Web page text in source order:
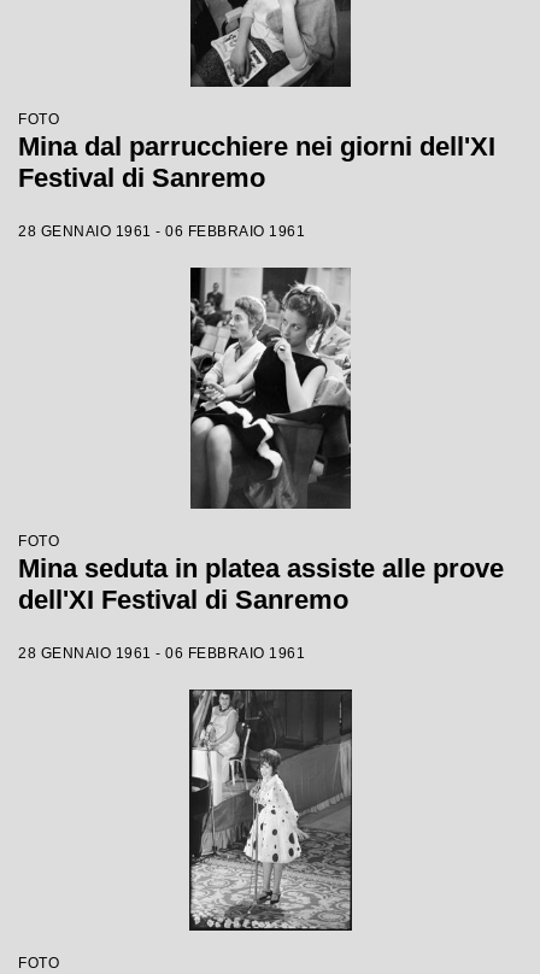
FOTO
Mina dal parrucchiere nei giorni dell'XI
Festival di Sanremo
28 GENNAIO 1961 - 06 FEBBRAIO 1961
FOTO
Mina seduta in platea assiste alle prove
dell'XI Festival di Sanremo
28 GENNAIO 1961 - 06 FEBBRAIO 1961
FOTO